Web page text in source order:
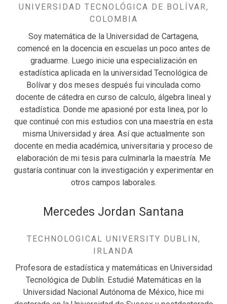
UNIVERSIDAD TECNOLÓGICA DE BOLÍVAR,
COLOMBIA
Soy matemática de la Universidad de Cartagena,
comencé en la docencia en escuelas un poco antes de
graduarme. Luego inicie una especialización en
estadística aplicada en la universidad Tecnológica de
Bolívar y dos meses después fui vinculada como
docente de cátedra en curso de calculo, álgebra lineal y
estadística. Donde me apasioné por esta linea, por lo
que continué con mis estudios con una maestría en esta
misma Universidad y área. Así que actualmente son
docente en media académica, universitaria y proceso de
elaboración de mi tesis para culminarla la maestría. Me
gustaría continuar con la investigación y experimentar en
otros campos laborales.
Mercedes Jordan Santana
TECHNOLOGICAL UNIVERSITY DUBLIN,
IRLANDA
Profesora de estadística y matemáticas en Universidad
Tecnológica de Dublín. Estudié Matemáticas en la
Universidad Nacional Autónoma de México, hice mi